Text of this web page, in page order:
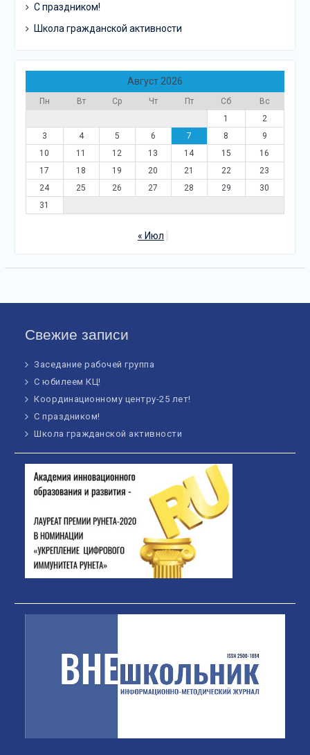
С праздником!
Школа гражданской активности
Август 2026
Пн Вт Ср Чт Пт Сб
Вс
1
2
3
4 5 6 7 8
9
10
11 12 13 14 15
16
17
18 19 20 21 22
23
24
25 26 27 28 29
30
31
« Июл
Свежие записи
Заседание рабочей группа
С юбилеем КЦ!
Координационному центру-25 лет!
С праздником!
Школа гражданской активности